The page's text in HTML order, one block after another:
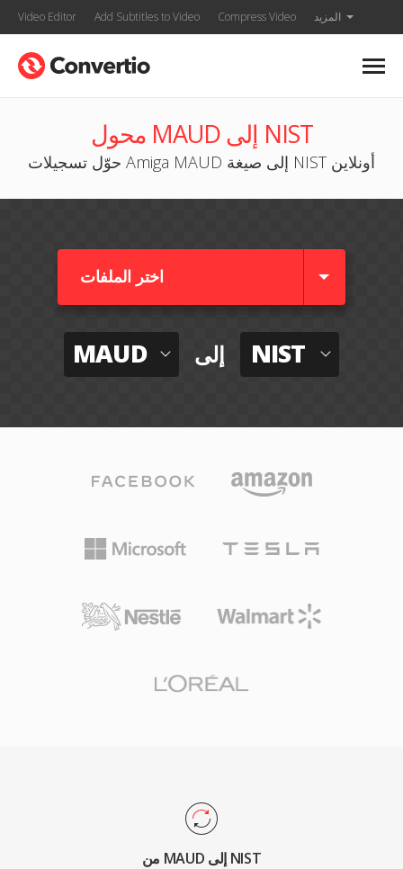
Video Editor Add Subtitles to Video Compress Video المزيد
محول MAUD إلى NIST
حوّل تسجيلات Amiga MAUD إلى صيغة NIST أونلاين
اختر الملفات
MAUD إلى NIST
من MAUD إلى NIST